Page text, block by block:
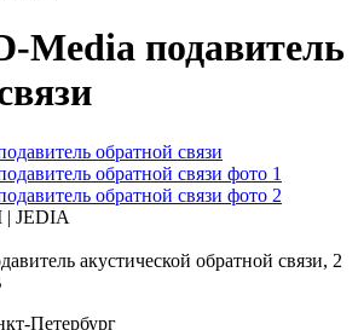
Media подавитель
| JEDIA
акустической обратной связи, 2
Петербург